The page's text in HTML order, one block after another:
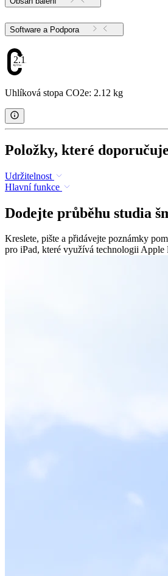
Software a Podpora
2.12
Uhlíková stopa CO2e: 2.12 kg
Položky, které
Udržitelnost
Hlavní funkce
Dodejte průběhu studia
Kreslete, pište a přidávejte poznámky
pro iPad, které využívá technologii Apple